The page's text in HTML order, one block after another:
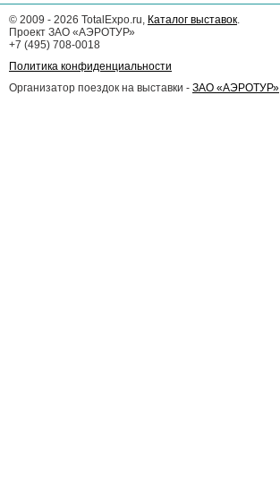
© 2009 - 2026 TotalExpo.ru, Каталог выставок.
Проект ЗАО «АЭРОТУР»
+7 (495) 708-0018
Политика конфиденциальности
Организатор поездок на выставки - ЗАО «АЭРОТУР»